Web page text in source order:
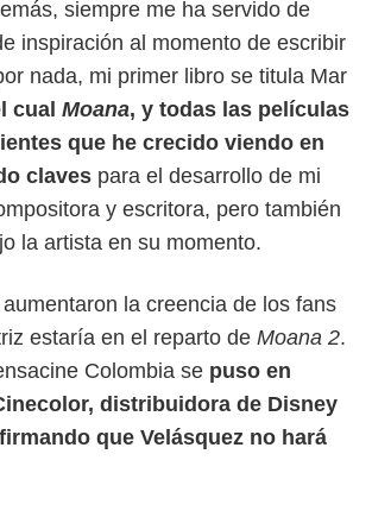
siempre me ha servido de
inspiración al momento de escribir
nada, mi primer libro se titula Mar
cual Moana, y todas las películas
que he crecido viendo en
claves para el desarrollo de mi
y escritora, pero también
la artista en su momento.
la creencia de los fans
estaría en el reparto de Moana 2.
Colombia se puso en
distribuidora de Disney
que Velásquez no hará